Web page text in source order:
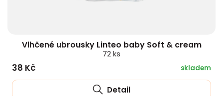
Vlhčené ubrousky Linteo baby Soft & cream
72 ks
38 Kč skladem
Detail